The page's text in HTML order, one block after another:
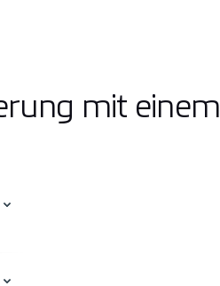
mit einem